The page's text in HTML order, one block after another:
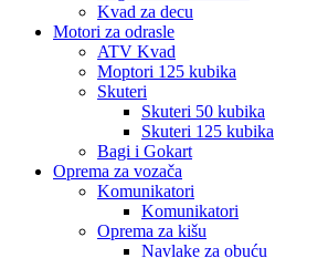
Kvad za decu
Motori za odrasle
ATV Kvad
Moptori 125 kubika
Skuteri
Skuteri 50 kubika
Skuteri 125 kubika
Bagi i Gokart
Oprema za vozača
Komunikatori
Komunikatori
Oprema za kišu
Navlake za obuću